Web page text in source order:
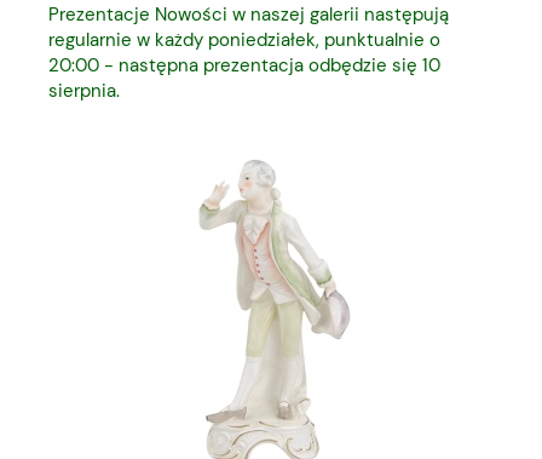
Prezentacje Nowości w naszej galerii następują
regularnie w każdy poniedziałek, punktualnie o
20:00 - następna prezentacja odbędzie się 10
sierpnia.